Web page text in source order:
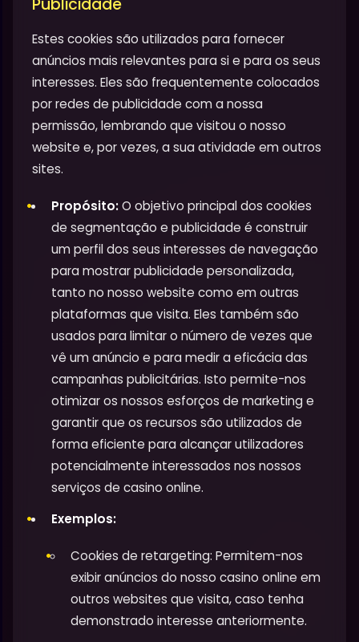
Estes cookies são utilizados para fornecer
anúncios mais relevantes para si e para os seus
interesses. Eles são frequentemente colocados
por redes de publicidade com a nossa
permissão, lembrando que visitou o nosso
website e, por vezes, a sua atividade em outros
sites.
Propósito:O objetivo principal dos cookies
de segmentação e publicidade é construir
um perfil dos seus interesses de navegação
para mostrar publicidade personalizada,
tanto no nosso website como em outras
plataformas que visita. Eles também são
usados para limitar o número de vezes que
vê um anúncio e para medir a eficácia das
campanhas publicitárias. Isto permite-nos
otimizar os nossos esforços de marketing e
garantir que os recursos são utilizados de
forma eficiente para alcançar utilizadores
potencialmente interessados nos nossos
serviços de casino online.
Exemplos:
Cookies de retargeting: Permitem-nos
exibir anúncios do nosso casino online em
outros websites que visita, caso tenha
demonstrado interesse anteriormente.